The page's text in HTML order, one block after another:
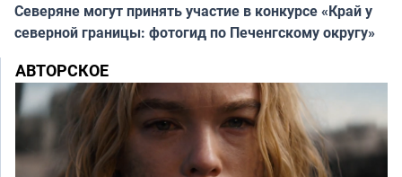
Северяне могут принять участие в конкурсе «Край у
северной границы: фотогид по Печенгскому округу»
АВТОРСКОЕ